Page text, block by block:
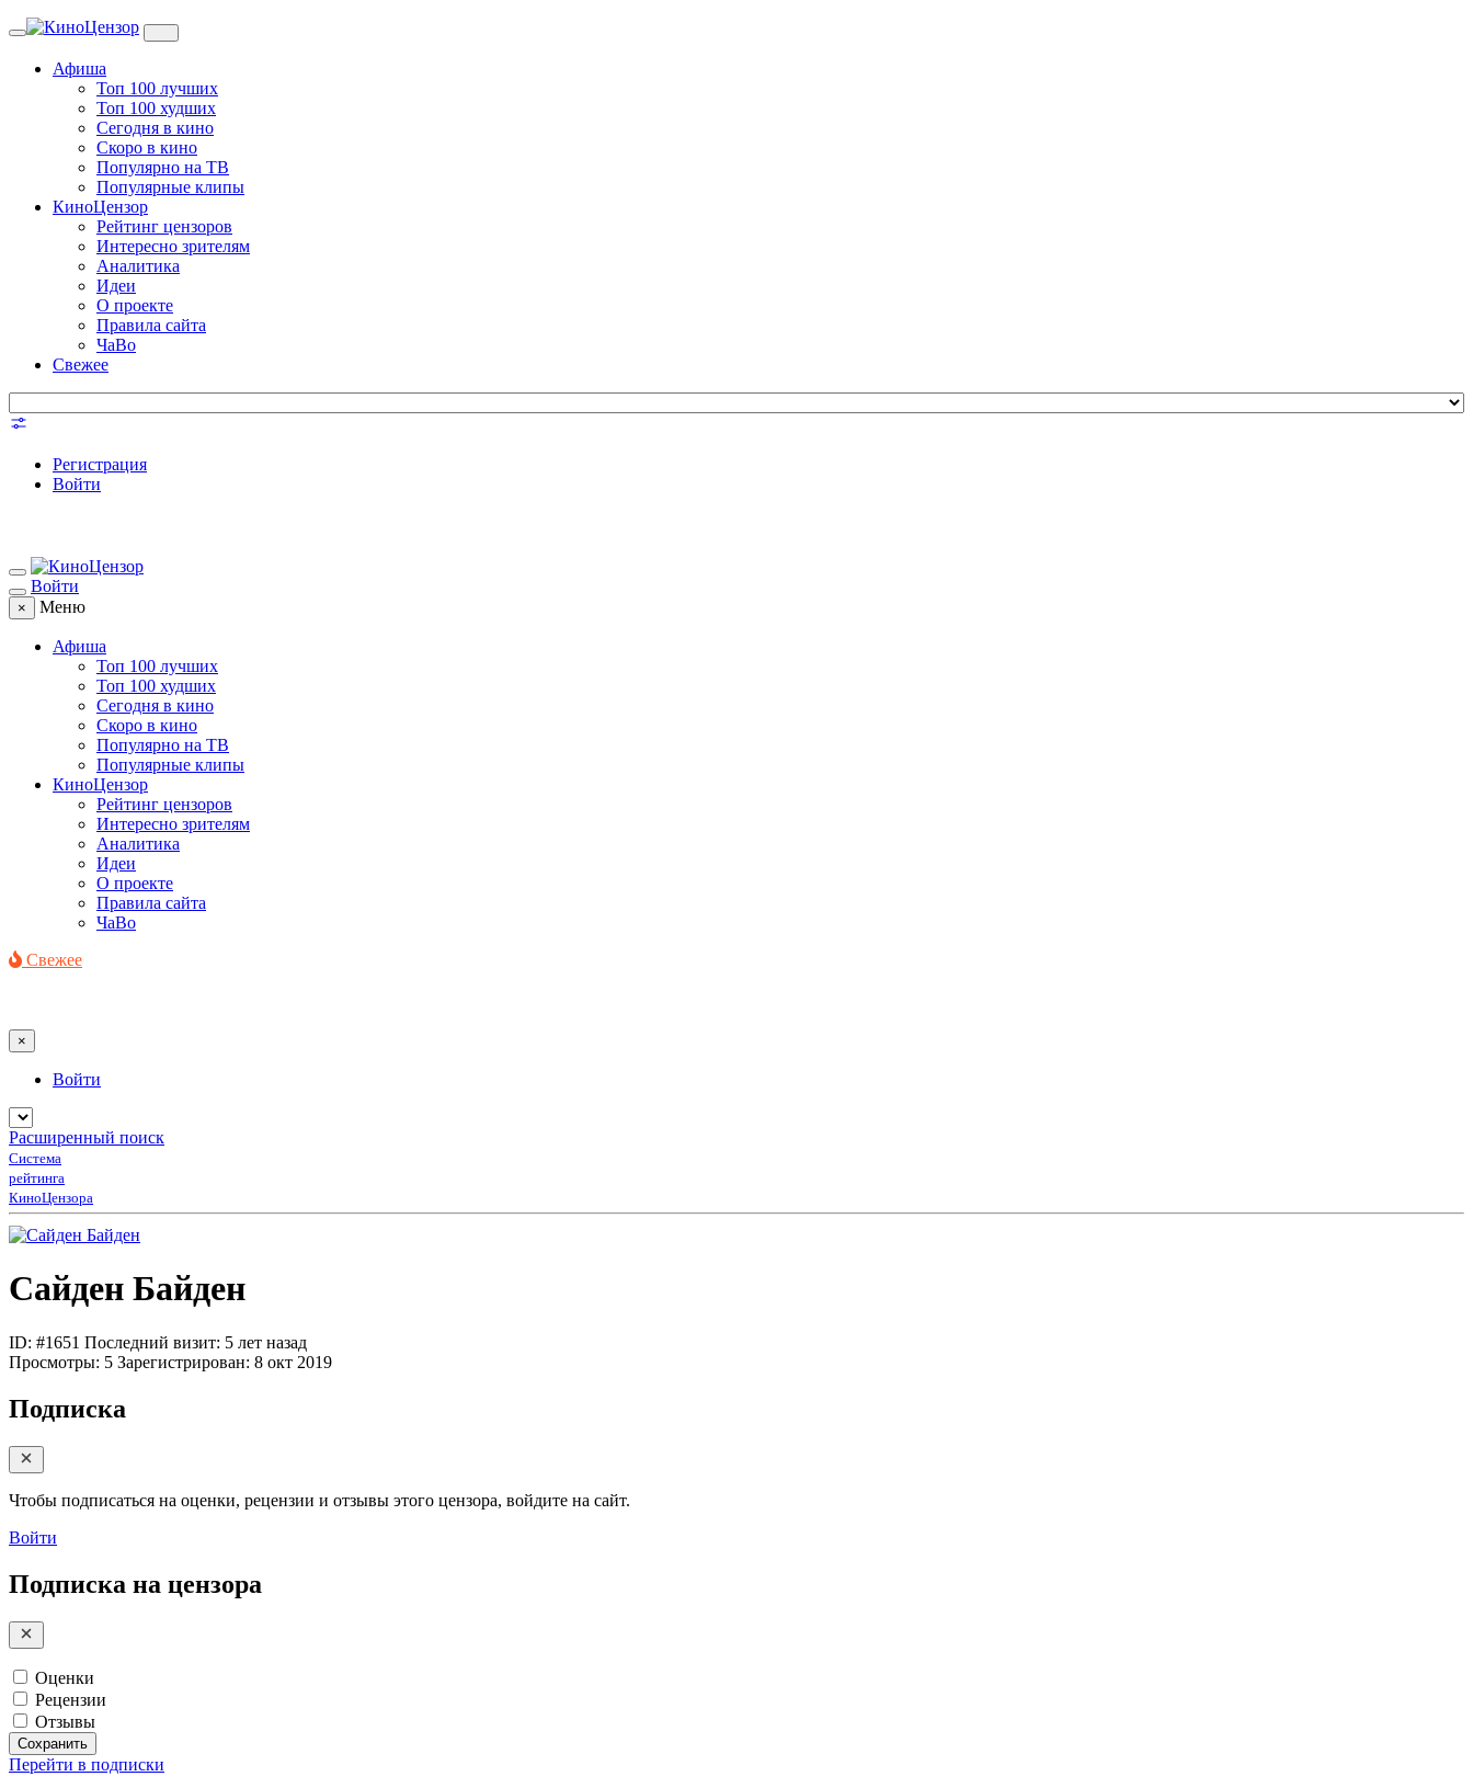
Toggle
Афиша
Топ 100 лучших
Топ 100 худших
Сегодня в кино
Скоро в кино
Популярно на ТВ
Популярные клипы
КиноЦензор
Рейтинг цензоров
Интересно зрителям
Аналитика
Идеи
О проекте
Правила сайта
ЧаВо
Свежее
Регистрация
Войти
Войти
× Меню
Афиша
Топ 100 лучших
Топ 100 худших
Сегодня в кино
Скоро в кино
Популярно на ТВ
Популярные клипы
КиноЦензор
Рейтинг цензоров
Интересно зрителям
Аналитика
Идеи
О проекте
Правила сайта
ЧаВо
Свежее
×
Войти
Расширенный поиск
Система
рейтинга
КиноЦензора
Сайден Байден
ID: #1651 Последний визит: 5 лет назад
Просмотры: 5 Зарегистрирован: 8 окт 2019
Подписка
Чтобы подписаться на оценки, рецензии и отзывы этого цензора, войдите на сайт.
Войти
Подписка на цензора
Оценки
Рецензии
Отзывы
Сохранить
Перейти в подписки